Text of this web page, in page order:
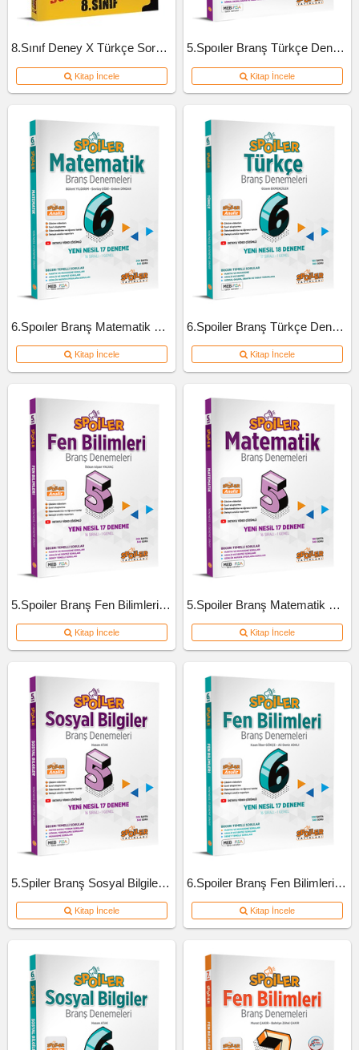
8.Sınıf Deney X Türkçe Soru Bankası
Kitap İncele
5.Spoıler Branş Türkçe Deneme
Kitap İncele
6.Spoıler Branş Matematik Deneme
Kitap İncele
6.Spoiler Branş Türkçe Deneme
Kitap İncele
5.Spoiler Branş Fen Bilimleri Deneme
Kitap İncele
5.Spoiler Branş Matematik Deneme
Kitap İncele
5.Spiler Branş Sosyal Bilgiler Deneme
Kitap İncele
6.Spoiler Branş Fen Bilimleri Deneme
Kitap İncele